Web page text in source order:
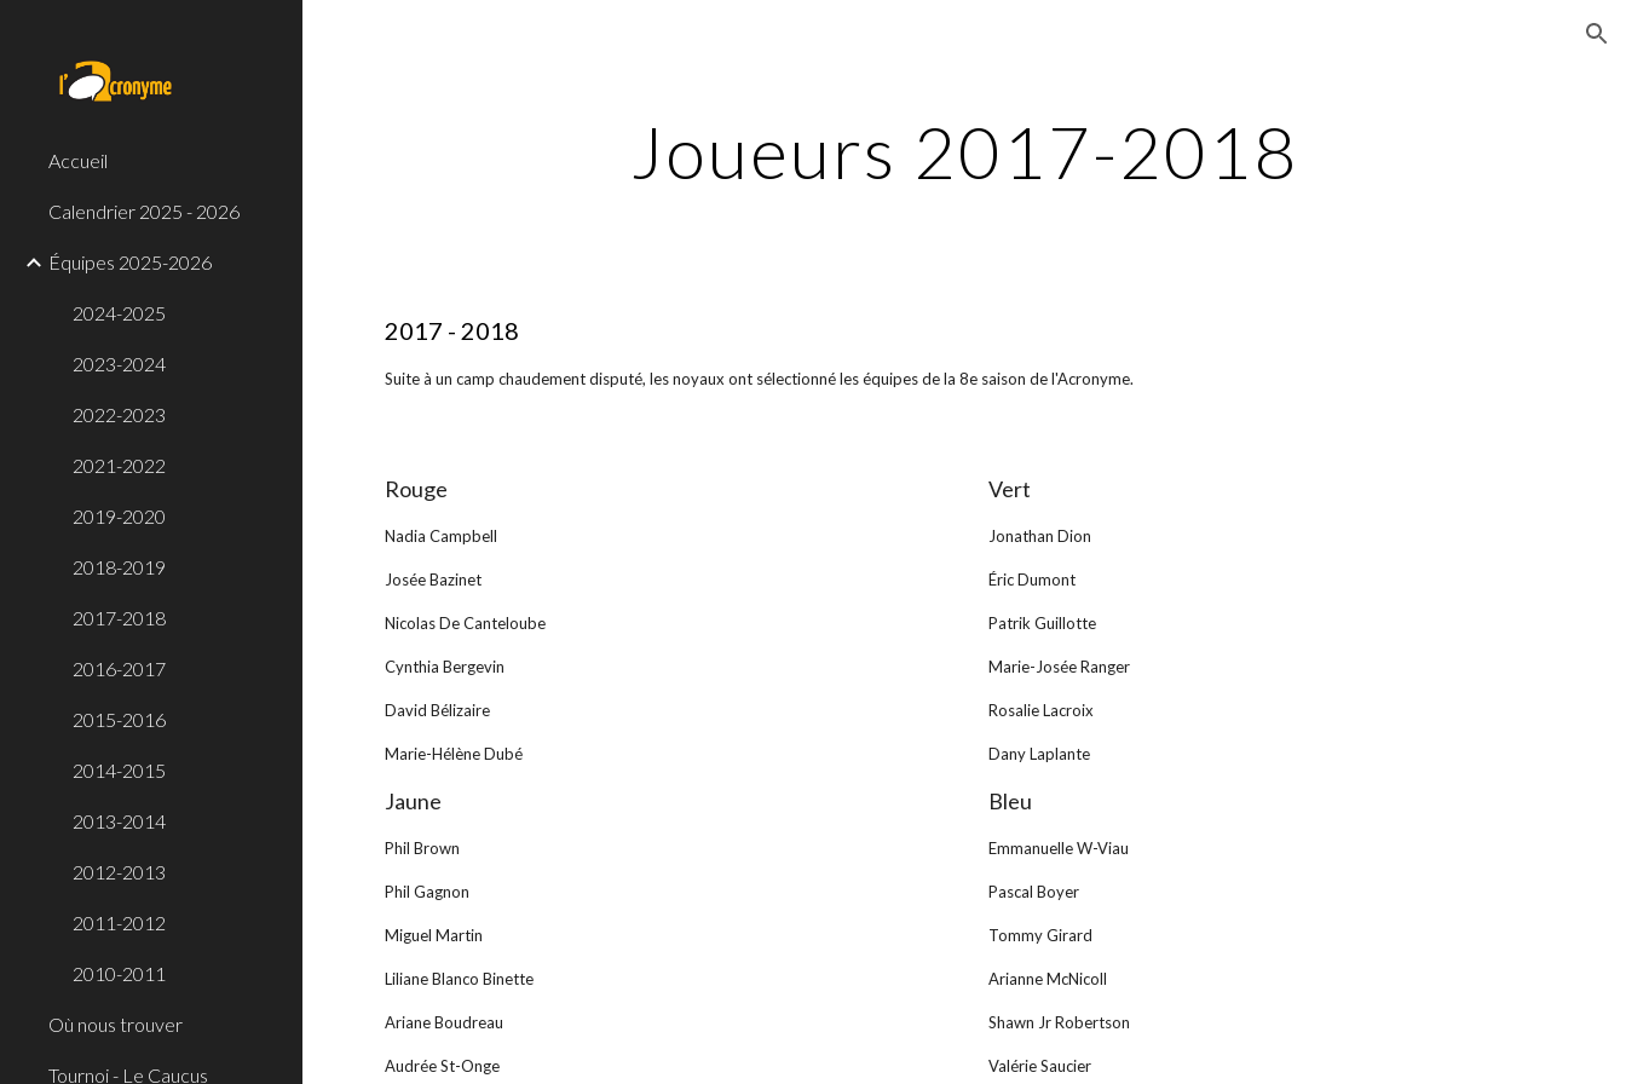
Accueil
Calendrier 2025 - 2026
Équipes 2025-2026
2024-2025
2023-2024
2022-2023
2021-2022
2019-2020
2018-2019
2017-2018
2016-2017
2015-2016
2014-2015
2013-2014
2012-2013
2011-2012
2010-2011
Où nous trouver
Tournoi - Le Caucus
Joueurs 2017-2018
2017 - 2018
Suite à un camp chaudement disputé, les noyaux ont sélectionné les équipes de la 8e saison de l'Acronyme.
Rouge
Nadia Campbell
Josée Bazinet
Nicolas De Canteloube
Cynthia Bergevin
David Bélizaire
Marie-Hélène Dubé
Jaune
Phil Brown
Phil Gagnon
Miguel Martin
Liliane Blanco Binette
Ariane Boudreau
Audrée St-Onge
Vert
Jonathan Dion
Éric Dumont
Patrik Guillotte
Marie-Josée Ranger
Rosalie Lacroix
Dany Laplante
Bleu
Emmanuelle W-Viau
Pascal Boyer
Tommy Girard
Arianne McNicoll
Shawn Jr Robertson
Valérie Saucier